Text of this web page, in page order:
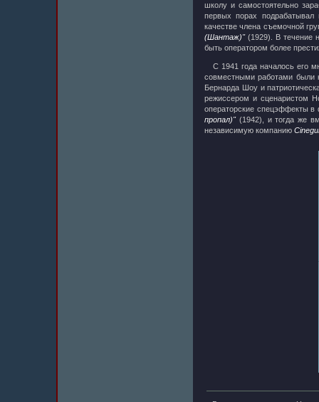
школу и самостоятельно
первых порах
качестве члена съемочной
(Шантаж)"(1929). В течение
быть оператором более
С 1941 года началось его
совместными работами были
Бернарда Шоу и
режиссером и сценаристом
операторские спецэффекты
пропал)"(1942), и тогда же
независимую компанию